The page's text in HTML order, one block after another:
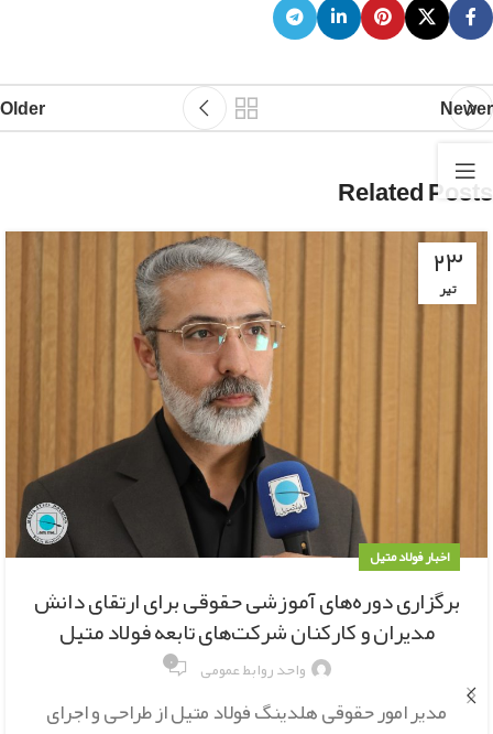
Newer
Older
Related Posts
۲۳
تیر
اخبار فولاد متیل
برگزاری دوره‌های آموزشی حقوقی برای ارتقای دانش
مدیران و کارکنان شرکت‌های تابعه فولاد متیل
واحد روابط عمومی ۰
مدیر امور حقوقی هلدینگ فولاد متیل از طراحی و اجرای